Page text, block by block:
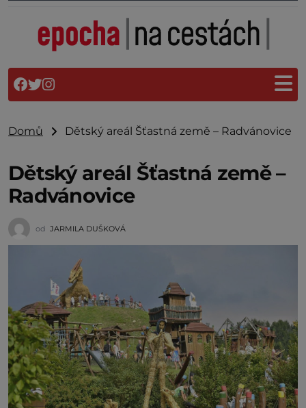
Domů Dětský areál Šťastná země – Radvánovice
Dětský areál Šťastná země –
Radvánovice
od JARMILA DUŠKOVÁ